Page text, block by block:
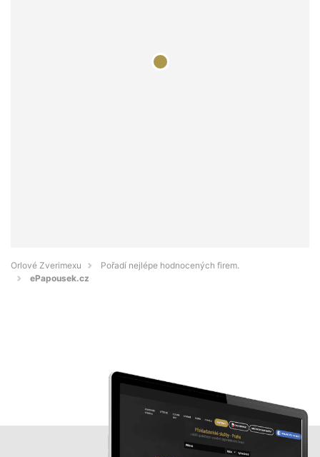
Orlové Zverimexu
Pořadí nejlépe hodnocených firem.
ePapousek.cz